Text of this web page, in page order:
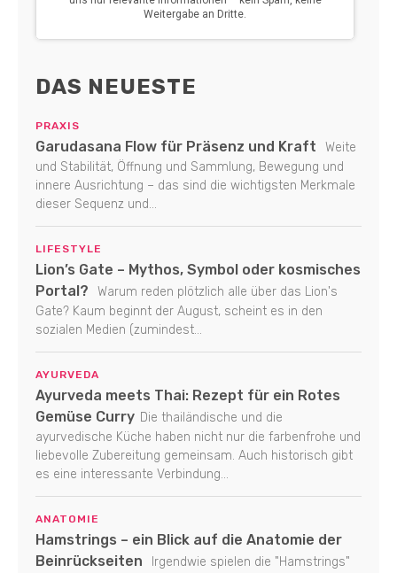
DAS NEUESTE
PRAXIS
Garudasana Flow für Präsenz und Kraft
Weite
und Stabilität, Öffnung und Sammlung, Bewegung und
innere Ausrichtung – das sind die wichtigsten Merkmale
dieser Sequenz und...
LIFESTYLE
Lion’s Gate – Mythos, Symbol oder kosmisches
Portal?
Warum reden plötzlich alle über das Lion's
Gate? Kaum beginnt der August, scheint es in den
sozialen Medien (zumindest...
AYURVEDA
Ayurveda meets Thai: Rezept für ein Rotes
Gemüse Curry Die thailändische und die
ayurvedische Küche haben nicht nur die farbenfrohe und
liebevolle Zubereitung gemeinsam. Auch historisch gibt
es eine interessante Verbindung...
ANATOMIE
Hamstrings – ein Blick auf die Anatomie der
Beinrückseiten
Irgendwie spielen die "Hamstrings"